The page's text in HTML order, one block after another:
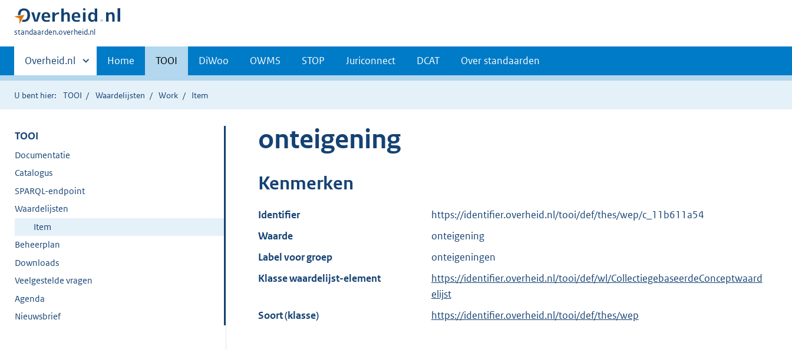
U
hier:
standaarden.overheid.nl
Primaire
navigatie
Andere
sites
binnen
Overheid.nl Home TOOI DiWoo OWMS STOP Juriconnect DCAT Over standaarden
U bent hier: TOOI Waardelijsten Work Item
TOOI
Documentatie
Catalogus
SPARQL-endpoint
Waardelijsten
Item
Beheerplan
Downloads
Veelgestelde vragen
Agenda
Nieuwsbrief
onteigening
Kenmerken
Identifier
https://identifier.overheid.nl/tooi/def/thes/wep/c_11b611a54
Waarde
onteigening
Label voor groep
onteigeningen
Klasse waardelijst-element
https://identifier.overheid.nl/tooi/def/wl/CollectiegebaseerdeConceptwaard
elijst
Soort (klasse)
https://identifier.overheid.nl/tooi/def/thes/wep